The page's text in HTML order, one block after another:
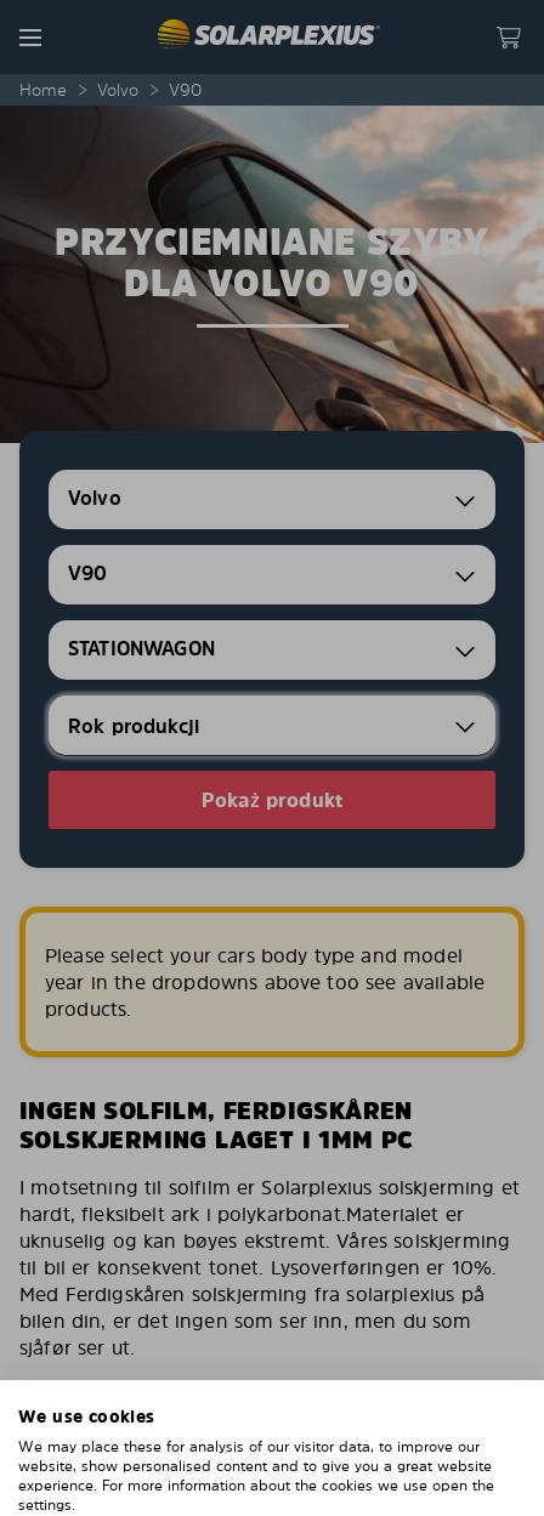
Menu
Home > Volvo > V90
PRZYCIEMNIANE SZYBY
DLA VOLVO V90
Volvo
V90
STATIONWAGON
Pokaż produkt
Please select your cars body type and model
year in the dropdowns above too see available
products.
INGEN SOLFILM, FERDIGSKÅREN
SOLSKJERMING LAGET I 1MM PC
I motsetning til solfilm er Solarplexius solskjerming et
hardt, fleksibelt ark i polykarbonat.Materialet er
uknuselig og kan bøyes ekstremt. Våres solskjerming
til bil er konsekvent tonet. Lysoverføringen er 10%.
Med Ferdigskåren solskjerming fra solarplexius på
bilen din, er det ingen som ser inn, men du som
sjåfør ser ut.
Du har de samme egenskapene som en solfilm for
bilen med våres solskjerming. Reduserer varmen,
fjerner 90% av direkte sollys. Solskjerming for bilen
din som også er kollisjonstestet av svenske VTI og
godkjent av tyske TÜF.
We use cookies
We may place these for analysis of our visitor data, to improve our
website, show personalised content and to give you a great website
experience. For more information about the cookies we use open the
settings.